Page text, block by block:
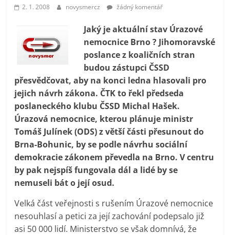
prospívá?
2. 1. 2008 novysmercz žádný komentář
Jaký je aktuální stav Úrazové
nemocnice Brno ? Jihomoravské
poslance z koaličních stran
budou zástupci ČSSD
přesvědčovat, aby na konci ledna hlasovali pro
jejich návrh zákona. ČTK to řekl předseda
poslaneckého klubu ČSSD Michal Hašek.
Úrazová nemocnice, kterou plánuje ministr
Tomáš Julínek (ODS) z větší části přesunout do
Brna-Bohunic, by se podle návrhu sociální
demokracie zákonem převedla na Brno. V centru
by pak nejspíš fungovala dál a lidé by se
nemuseli bát o její osud.
Velká část veřejnosti s rušením Úrazové nemocnice
nesouhlasí a petici za její zachování podepsalo již
asi 50 000 lidí. Ministerstvo se však domnívá, že